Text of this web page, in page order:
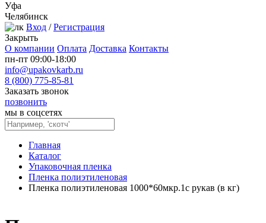
Уфа
Челябинск
Вход / Регистрация
Закрыть
О компании Оплата Доставка Контакты
пн-пт 09:00-18:00
info@upakovkarb.ru
8 (800) 775-85-81
Заказать звонок
позвонить
мы в соцсетях
Главная
Каталог
Упаковочная пленка
Пленка полиэтиленовая
Пленка полиэтиленовая 1000*60мкр.1с рукав (в кг)